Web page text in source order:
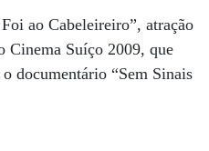
ao Cabeleireiro”, atração
Cinema Suíço 2009, que
documentário “Sem Sinais